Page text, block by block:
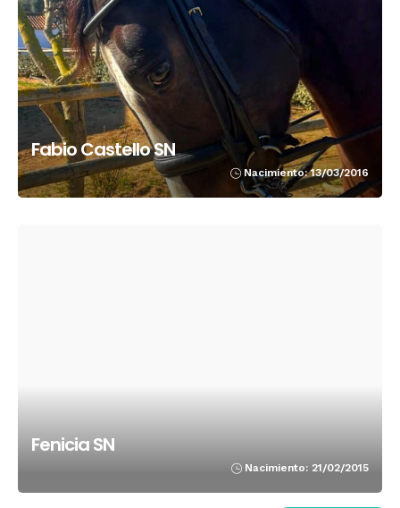
Fabio Castello SN
Nacimiento: 13/03/2016
Fenicia SN
Nacimiento: 21/02/2015